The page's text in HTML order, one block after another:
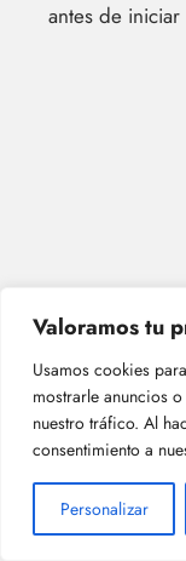
Valoramos tu
Usamos cookies
mostrarle anuncios
nuestro tráfico. Al
consentimiento a
Personalizar
antes de